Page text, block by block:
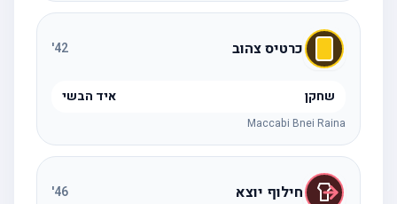
כרטיס צהוב 42
'
שחקן איד הבשי
Maccabi Bnei Raina
חילוף יוצא 46
'